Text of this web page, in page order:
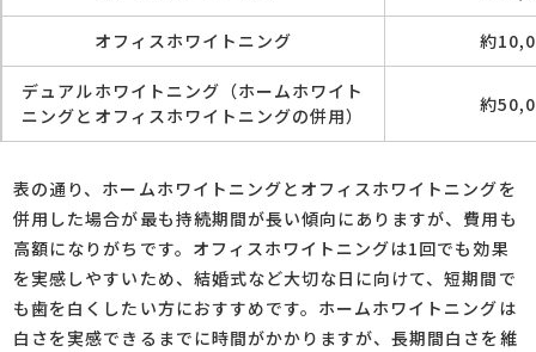
オフィスホワイトニング 約
デュアルホワイトニング（ホームホワイト
ニングとオフィスホワイトニングの併用）
約
表の通り、ホームホワイトニングとオフィスホワイトニングを
併用した場合が最も持続期間が長い傾向にありますが、費用も
高額になりがちです。オフィスホワイトニングは1回でも効果
を実感しやすいため、結婚式など大切な日に向けて、短期間で
も歯を白くしたい方におすすめです。ホームホワイトニングは
白さを実感できるまでに時間がかかりますが、長期間白さを維